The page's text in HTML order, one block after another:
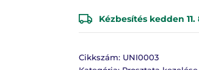
Kézbesítés kedden 11.
Cikkszám: UNI0003